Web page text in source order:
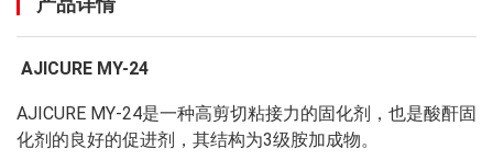
AJICURE MY-24
AJICURE MY-24是一种高剪切粘接力的固化剂，也是酸酐固
化剂的良好的促进剂，其结构为3级胺加成物。